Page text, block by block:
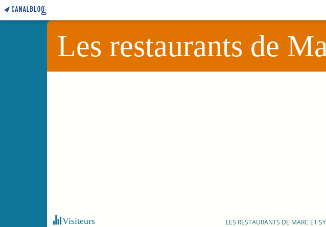
Les restaurants de
Visiteurs LES RESTAURANTS DE MARC ET